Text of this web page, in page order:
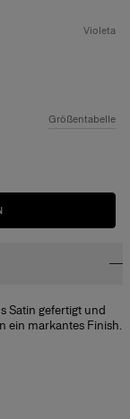
violeta
Größentabelle
Satin gefertigt und
ein markantes Finish.